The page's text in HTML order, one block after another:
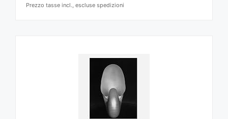
Prezzo tasse incl., escluse spedizioni